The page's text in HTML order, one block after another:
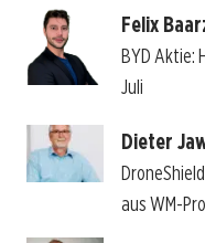
Felix
BYD Aktie:
Juli
Dieter
aus WM-